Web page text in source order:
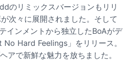
のリミックスバージョンもリリ
次々に展開されました。そして
インメントから独立したBoAがデ
Hard Feelings」をリリース。
アで新鮮な魅力を放ちました。